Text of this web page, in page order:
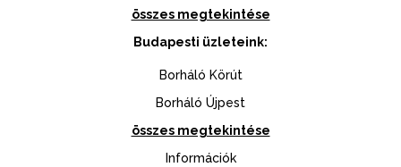
összes megtekintése
Budapesti üzleteink:
Borháló Körút
Borháló Újpest
összes megtekintése
Információk